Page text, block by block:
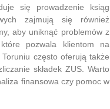
się prowadzenie ksiąg
zajmują się również
aby uniknąć problemów z
pozwala klientom na
często oferują także
składek ZUS. Warto
finansowa czy pomoc w